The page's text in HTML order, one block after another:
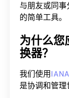
与朋友或同
的简单工具。
为什么您
换器？
我们使用IANA
是协调和管理